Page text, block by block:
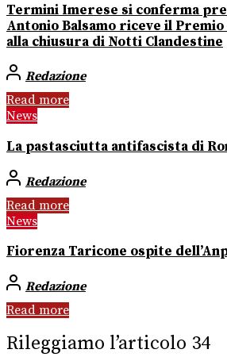
Termini Imerese si conferma
Antonio Balsamo riceve il Premio
alla chiusura di Notti Clandestine
Redazione
Read more
News
La pastasciutta antifascista di
Redazione
Read more
News
Fiorenza Taricone ospite
Redazione
Read more
Rileggiamo l’articolo 34